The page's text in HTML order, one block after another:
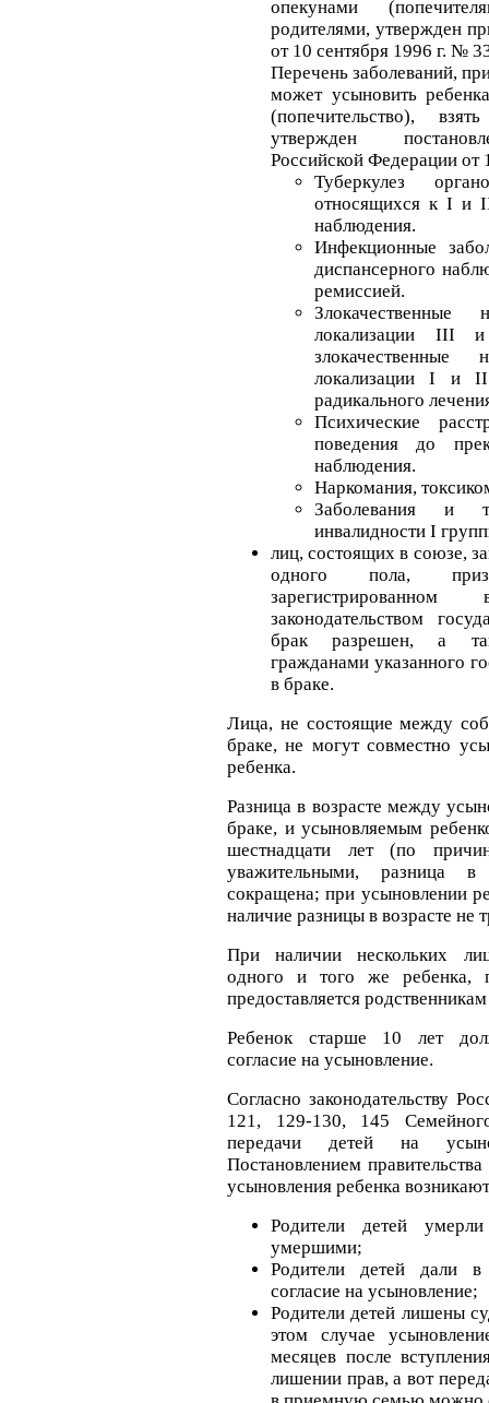
опекунами
родителями, утвержден
от 10 сентября 1996 г. №
Перечень заболеваний,
может усыновить
(попечительство),
утвержден
Российской Федерации
Туберкулез
относящихся к I и
наблюдения.
Инфекционные
диспансерного
ремиссией.
Злокачественные
локализации III
злокачественные
локализации I и
радикального
Психические
поведения до
наблюдения.
Наркомания,
Заболевания и
инвалидности I
лиц, состоящих в союзе,
одного пола,
законодательством
брак разрешен, а
гражданами указанного
в браке.
Лица, не состоящие между
браке, не могут совместно
ребенка.
Разница в возрасте между
браке, и усыновляемым
шестнадцати лет (по
уважительными, разница
сокращена; при усыновлении
наличие разницы в возрасте не
При наличии нескольких
одного и того же ребенка,
предоставляется
Ребенок старше 10 лет
согласие на усыновление.
Согласно законодательству
121, 129-130, 145
передачи детей на
Постановлением
усыновления ребенка
Родители детей
умершими;
Родители детей дали в
согласие на усыновление;
Родители детей лишены
этом случае
месяцев после
лишении прав, а вот